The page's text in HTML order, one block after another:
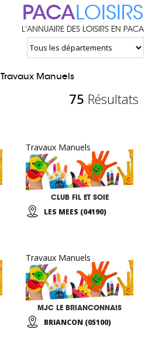
PACALOISIRS
L'ANNUAIRE DES LOISIRS EN PACA
Travaux Manuels
75 Résultats
Travaux Manuels
CLUB FIL ET SOIE
LES MEES (04190)
Travaux Manuels
MJC LE BRIANCONNAIS
BRIANCON (05100)